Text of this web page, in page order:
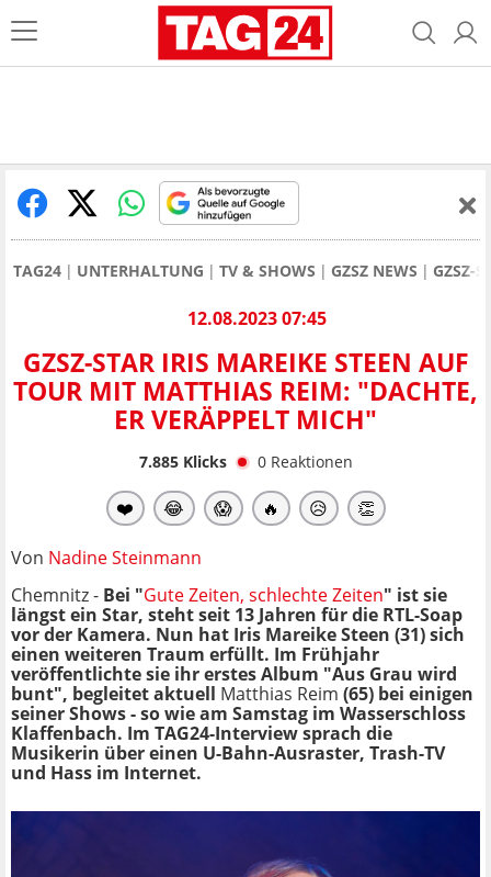
TAG24 UNTERHALTUNG TV & SHOWS GZSZ NEWS GZSZ-
12.08.2023 07:45
GZSZ-STAR IRIS MAREIKE STEEN AUF
TOUR MIT MATTHIAS REIM: "DACHTE,
ER VERÄPPELT MICH"
7.885Klicks 0 Reaktionen
❤️ 😂 😱 🔥 😥 👏
Von Nadine Steinmann
Chemnitz - Bei "Gute Zeiten, schlechte Zeiten" ist sie
längst ein Star, steht seit 13 Jahren für die RTL-Soap
vor der Kamera. Nun hat Iris Mareike Steen (31) sich
einen weiteren Traum erfüllt. Im Frühjahr
veröffentlichte sie ihr erstes Album "Aus Grau wird
bunt", begleitet aktuell Matthias Reim (65) bei einigen
seiner Shows - so wie am Samstag im Wasserschloss
Klaffenbach. Im TAG24-Interview sprach die
Musikerin über einen U-Bahn-Ausraster, Trash-TV
und Hass im Internet.